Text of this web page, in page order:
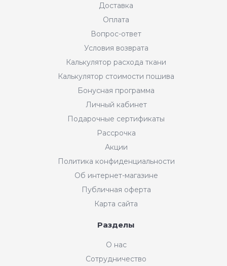
Интернет-магазин "Мир
Доставка
Оплата
Вопрос-ответ
Условия возврата
Калькулятор расхода ткани
Калькулятор стоимости пошива
Бонусная программа
Личный кабинет
Подарочные сертификаты
Рассрочка
Акции
Политика конфиденциальности
Об интернет-магазине
Публичная оферта
Карта сайта
Разделы
О нас
Сотрудничество